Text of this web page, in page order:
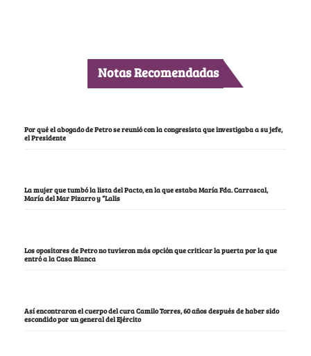
Notas Recomendadas
Por qué el abogado de Petro se reunió con la congresista que investigaba a su jefe,
el Presidente
La mujer que tumbó la lista del Pacto, en la que estaba María Fda. Carrascal,
María del Mar Pizarro y “Lalis
Los opositores de Petro no tuvieron más opción que criticar la puerta por la que
entró a la Casa Blanca
Así encontraron el cuerpo del cura Camilo Torres, 60 años después de haber sido
escondido por un general del Ejército